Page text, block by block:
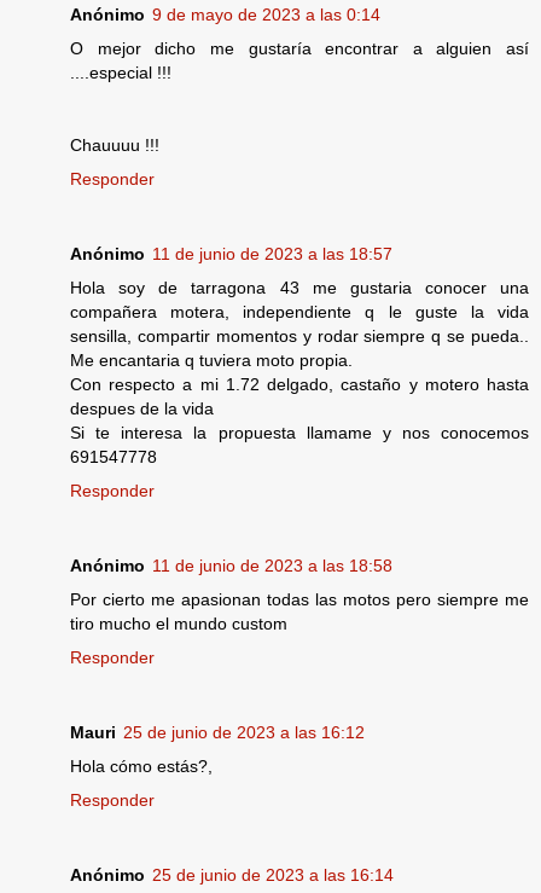
Anónimo 9 de mayo de 2023 a las 0:14
O mejor dicho me gustaría encontrar a alguien así
....especial !!!
Chauuuu !!!
Responder
Anónimo 11 de junio de 2023 a las 18:57
Hola soy de tarragona 43 me gustaria conocer una
compañera motera, independiente q le guste la vida
sensilla, compartir momentos y rodar siempre q se pueda..
Me encantaria q tuviera moto propia.
Con respecto a mi 1.72 delgado, castaño y motero hasta
despues de la vida
Si te interesa la propuesta llamame y nos conocemos
691547778
Responder
Anónimo 11 de junio de 2023 a las 18:58
Por cierto me apasionan todas las motos pero siempre me
tiro mucho el mundo custom
Responder
Mauri 25 de junio de 2023 a las 16:12
Hola cómo estás?,
Responder
Anónimo 25 de junio de 2023 a las 16:14